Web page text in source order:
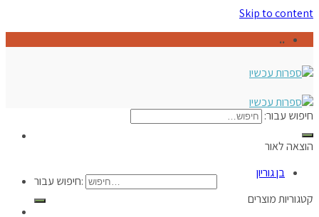
Skip to content
..
חיפוש עבור:
חיפוש עבור:
הוצאה לאור
בן גוריון
קטגוריות מוצרים